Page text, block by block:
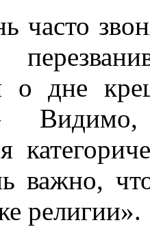
часто
о дне
важно,
религии».